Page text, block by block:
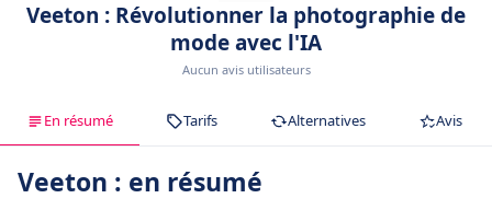
Veeton : Révolutionner la photographie de
mode avec l'IA
Aucun avis utilisateurs
En résumé Tarifs Alternatives Avis
Veeton : en résumé